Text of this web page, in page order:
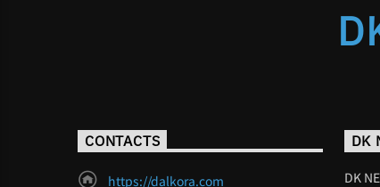
CONTACTS
https://dalkora.com
DK
DK